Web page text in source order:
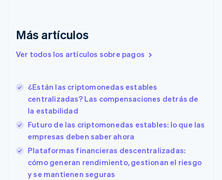
Más artículos
Ver todos los artículos sobre pagos
¿Están las criptomonedas estables
centralizadas? Las compensaciones detrás de
la estabilidad
Futuro de las criptomonedas estables: lo que las
empresas deben saber ahora
Plataformas financieras descentralizadas:
cómo generan rendimiento, gestionan el riesgo
y se mantienen seguras
English
Eslovaquia
España
EspañolEnglish
Estados Unidos
English Español 简体中文
English
Finlandia
EnglishSvenska
Francia